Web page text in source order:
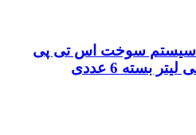
سیستم سوخت اس تی پی